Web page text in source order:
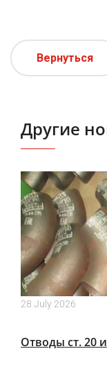
Вернуться
Другие
28 July 2026
Отводы ст. 20